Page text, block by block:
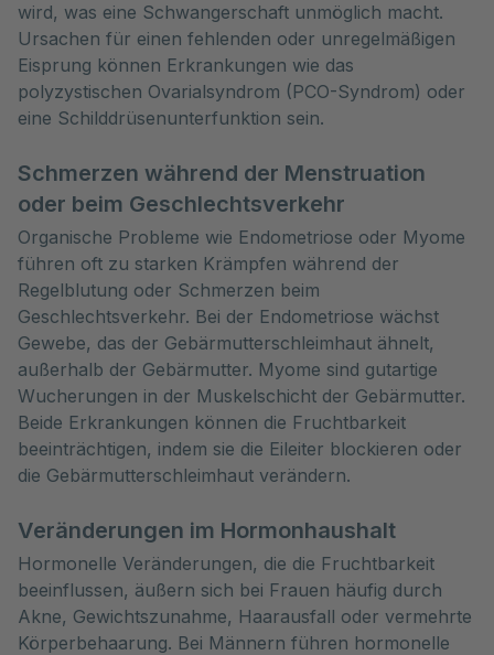
wird, was eine Schwangerschaft unmöglich macht.
Ursachen für einen fehlenden oder unregelmäßigen
Eisprung können Erkrankungen wie das
polyzystischen Ovarialsyndrom (PCO-Syndrom) oder
eine Schilddrüsenunterfunktion sein.
Schmerzen während der Menstruation
oder beim Geschlechtsverkehr
Organische Probleme wie Endometriose oder Myome
führen oft zu starken Krämpfen während der
Regelblutung oder Schmerzen beim
Geschlechtsverkehr. Bei der Endometriose wächst
Gewebe, das der Gebärmutterschleimhaut ähnelt,
außerhalb der Gebärmutter. Myome sind gutartige
Wucherungen in der Muskelschicht der Gebärmutter.
Beide Erkrankungen können die Fruchtbarkeit
beeinträchtigen, indem sie die Eileiter blockieren oder
die Gebärmutterschleimhaut verändern.
Veränderungen im Hormonhaushalt
Hormonelle Veränderungen, die die Fruchtbarkeit
beeinflussen, äußern sich bei Frauen häufig durch
Akne, Gewichtszunahme, Haarausfall oder vermehrte
Körperbehaarung. Bei Männern führen hormonelle